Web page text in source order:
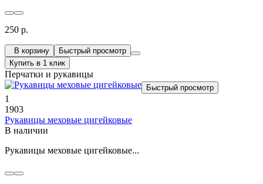
250 р.
В корзину
Быстрый просмотр
Купить в 1 клик
Перчатки и рукавицы
Быстрый просмотр
1
1903
Рукавицы меховые цигейковые
В наличии
Рукавицы меховые цигейковые...